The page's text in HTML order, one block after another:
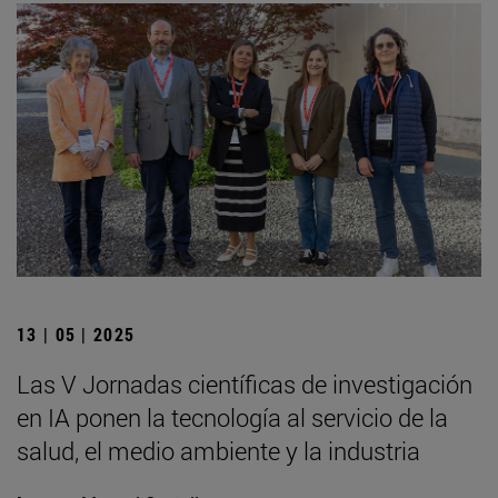
13 | 05 | 2025
Las V Jornadas científicas de investigación
en IA ponen la tecnología al servicio de la
salud, el medio ambiente y la industria